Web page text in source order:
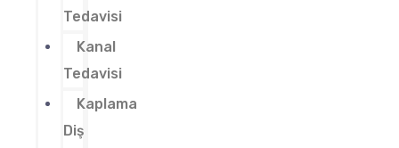
Tedavisi
Kanal
Tedavisi
Kaplama
Diş